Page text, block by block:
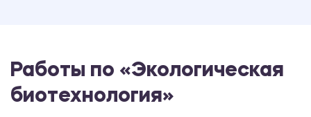
Работы по «Экологическая
биотехнология»